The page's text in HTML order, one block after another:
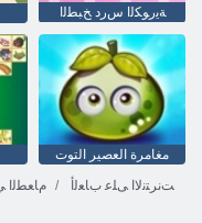
ﺔﻳﺭﻮﻜﻟﺍ ﺱﺭﺩ ﺦﺒﻄﻟﺍ
مغامرة العصير التوت
ﺖﻧﺮﺘﻧﻻ ﺍ ﻰﻠﻋ ﺏﺎﻌﻟﺃ